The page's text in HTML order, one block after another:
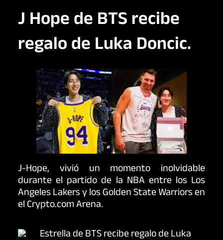
J Hope de BTS recibe
regalo de Luka Doncic.
J-Hope, vivió un momento inolvidable
durante el partido de la NBA entre los Los
Angeles Lakers y los Golden State Warriors en
el Crypto.com Arena.